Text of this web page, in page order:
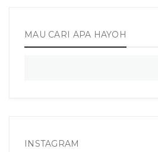
MAU CARI APA HAYOH
INSTAGRAM